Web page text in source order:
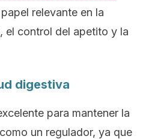
relevante en la
el control del apetito y la
digestiva
para mantener la
un regulador, ya que